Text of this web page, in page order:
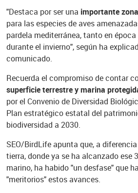
"Destaca por ser una importante
para las especies de aves
pardela mediterránea, tanto en
durante el invierno", según ha
comunicado.
Recuerda el compromiso de contar
superficie terrestre y marina
por el Convenio de Diversidad
Plan estratégico estatal del
biodiversidad a 2030.
SEO/BirdLife apunta que, a
tierra, donde ya se ha alcanzado ese
marino, ha habido "un desfase" que
"meritorios" estos avances.